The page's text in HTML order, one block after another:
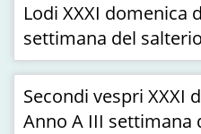
Lodi XXXI domenica
settimana del salterio
Secondi vespri XXXI
Anno A III settimana